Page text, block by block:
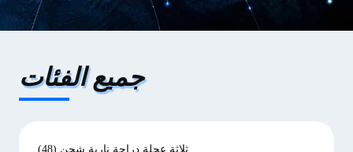
جميع الفئات
ثلاثة عجلة دراجة نارية شحن (48)